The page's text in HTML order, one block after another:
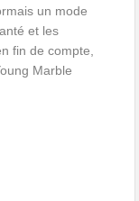
un mode
et les
fin de compte,
Marble